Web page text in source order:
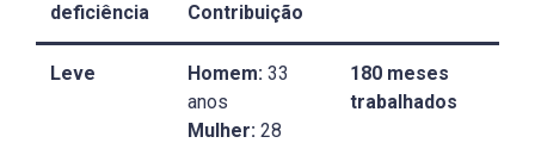
deficiência
Contribuição
Leve Homem: 33
anos
Mulher: 28
180 meses
trabalhados